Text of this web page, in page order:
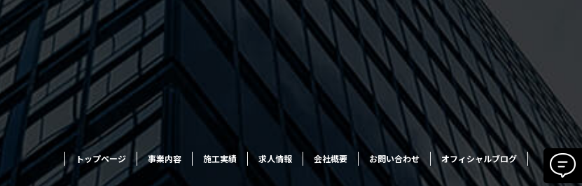
トップページ 事業内容 施工実績 求人情報 会社概要 お問い合わせ オフィシャルブログ